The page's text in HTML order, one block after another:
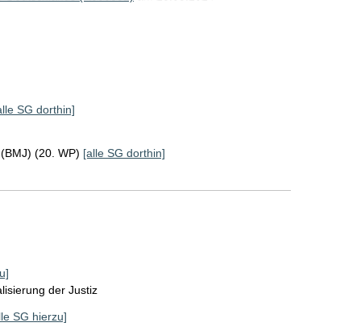
SG dorthin]
(20. WP) [alle SG dorthin]
der Justiz
SG hierzu]